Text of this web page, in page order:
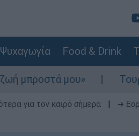
Ψυχαγωγία Food & Drink
Τουρισμός για
για τον καιρό σήμερα
➔